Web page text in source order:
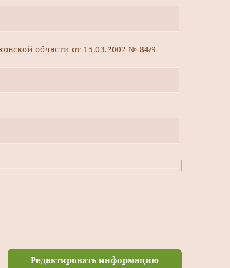
области от 15.03.2002 № 84/9
Редактировать информацию